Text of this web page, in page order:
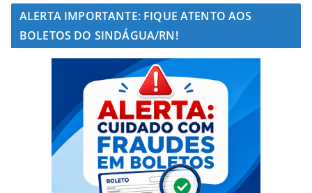
ALERTA IMPORTANTE: FIQUE ATENTO AOS
BOLETOS DO SINDÁGUA/RN!